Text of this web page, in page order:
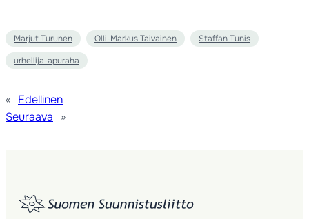
Marjut Turunen Olli-Markus Taivainen
Staffan Tunis
urheilija-apuraha
« Edellinen
Seuraava
»